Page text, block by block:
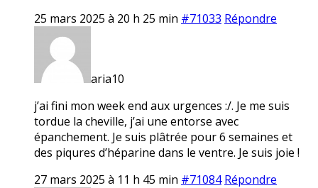
25 mars 2025 à 20 h 25 min #71033 Répondre
aria10
j’ai fini mon week end aux urgences :/. Je me suis
tordue la cheville, j’ai une entorse avec
épanchement. Je suis plâtrée pour 6 semaines et
des piqures d’héparine dans le ventre. Je suis joie !
27 mars 2025 à 11 h 45 min #71084 Répondre